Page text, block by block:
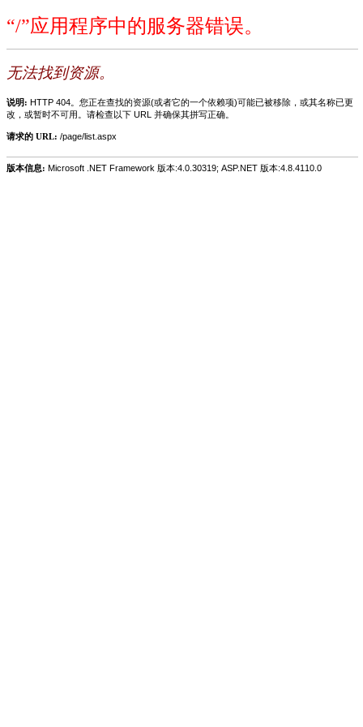
“/”应用程序中的服务器错误。
无法找到资源。
说明: HTTP 404。您正在查找的资源(或者它的一个依赖项)可能已被移除，或其名称已更
改，或暂时不可用。请检查以下 URL 并确保其拼写正确。
请求的 URL: /page/list.aspx
版本信息: Microsoft .NET Framework 版本:4.0.30319; ASP.NET 版本:4.8.4110.0